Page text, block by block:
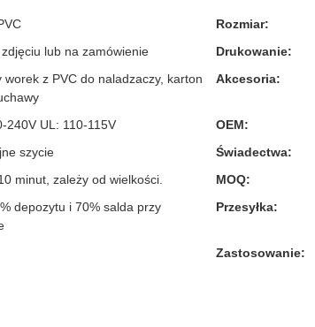
Rozmiar:
lub na zamówienie Drukowanie:
worek z PVC do naladzaczy, karton
Akcesoria:
240V UL: 110-115V OEM:
szycie Świadectwa:
minut, zależy od wielkości. MOQ:
depozytu i 70% salda przy
Przesyłka:
Zastosowanie: